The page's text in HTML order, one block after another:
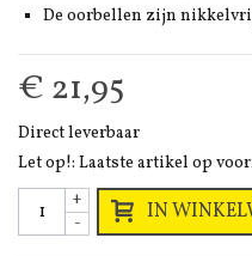
De oorbellen zijn
€ 21,95
Direct leverbaar
Let op!: Laatste artikel op
-
+ IN